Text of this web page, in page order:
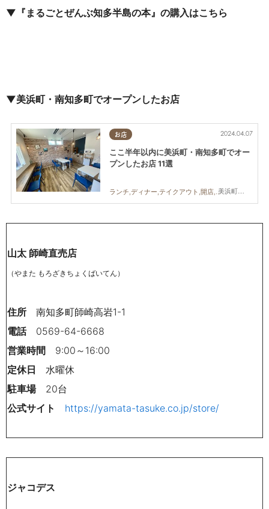
▼ 『まるごとぜんぶ知多半島の本』の購入はこちら
▼美浜町・南知多町でオープンしたお店
お店
美浜町,南知多町
2024.04.07
ここ半年以内に美浜町・南知多町でオー
プンしたお店 11選
ランチ,ディナー,テイクアウト,開店,専門店,まちネタ
山太 師崎直売店
（やまた もろざきちょくばいてん）
住所 南知多町師崎高岩1-1
電話0569-64-6668
営業時間 9:00～16:00
定休日 水曜休
駐車場20台
公式サイト
https://yamata-tasuke.co.jp/store/
ジャコデス